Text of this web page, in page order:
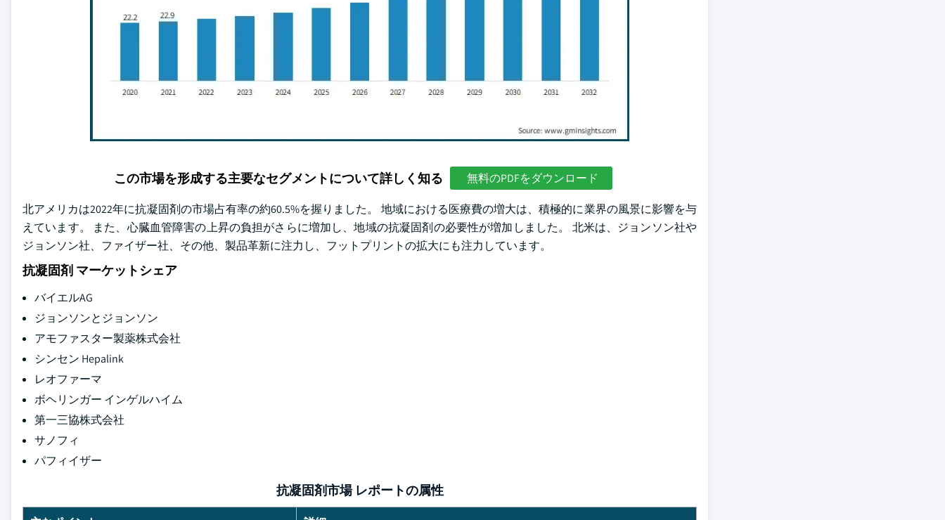
この市場を形成する主要なセグメントについて詳しく知る 無料のPDFをダウンロード
北アメリカは2022年に抗凝固剤の市場占有率の約60.5%を握りました。 地域における医療費の増大は、積極的に業界の風景に影響を与
えています。 また、心臓血管障害の上昇の負担がさらに増加し、地域の抗凝固剤の必要性が増加しました。 北米は、ジョンソン社や
ジョンソン社、ファイザー社、その他、製品革新に注力し、フットプリントの拡大にも注力しています。
抗凝固剤 マーケットシェア
バイエルAG
ジョンソンとジョンソン
アモファスター製薬株式会社
シンセン Hepalink
レオファーマ
ボヘリンガー インゲルハイム
第一三協株式会社
サノフィ
パフィイザー
抗凝固剤市場 レポートの属性